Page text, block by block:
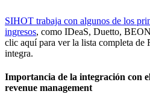
SIHOT trabaja con algunos de los
ingresos, como IDeaS, Duetto,
clic aquí para ver la lista completa
integra.
Importancia de la integración con
revenue management